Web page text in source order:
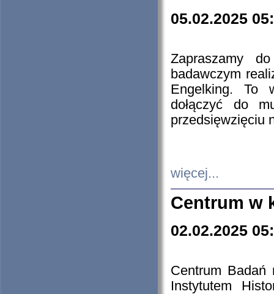
05.02.2025
Zapraszamy
badawczym
Engelking. To
dołączyć do
przedsięwzięciu
więcej...
Centrum w
02.02.2025
Centrum Badań
Instytutem